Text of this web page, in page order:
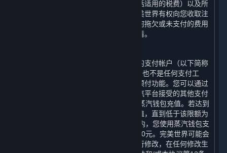
的家人或朋友）所产生的所有费用（包括适用的税费）以及所
有购买行为负责。如果您注销帐户，完美世界有权向您收取注
销之前产生的费用、附加费或支出。任何拖欠或未支付的费用
必须在完美世界允许您再次注册之前结清。
蒸汽平台可能向您提供与您帐户相关联的支付帐户（以下简称
”）。蒸汽钱包并非银行帐户，也不是任何支付工
具，而是向您提供的购买内容和服务的预付功能。您可以通过
借记卡、信用卡、预付卡、促销码或蒸汽平台接受的其他支付
方式，在限额人民币14,000元内向您的蒸汽钱包充值。若达到
该限额，您将无法再向您的蒸汽钱包充值，直到低于该限额为
止。在任何二十四（24）小时的时间段内，您使用蒸汽钱包支
付的总金额，合计不得超过人民币14,000元。完美世界可能会
不时对蒸汽钱包的余额和使用的限制进行修改，在任何修改生